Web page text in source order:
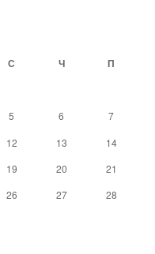
С Ч П
5 6 7
12 13 14
19 20 21
26 27 28